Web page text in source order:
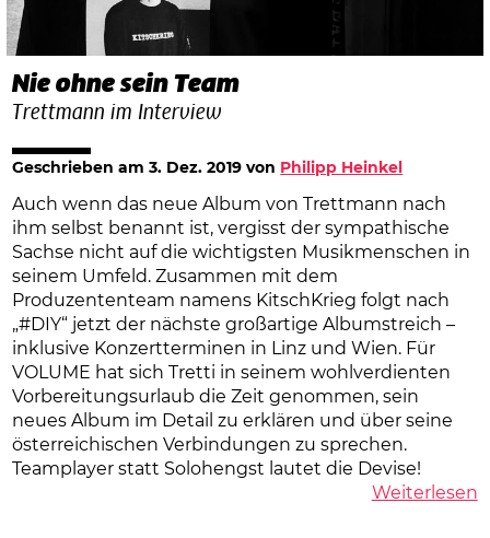
Nie ohne sein Team
Trettmann im Interview
Geschrieben am3. Dez. 2019 von Philipp Heinkel
Auch wenn das neue Album von Trettmann nach
ihm selbst benannt ist, vergisst der sympathische
Sachse nicht auf die wichtigsten Musikmenschen in
seinem Umfeld. Zusammen mit dem
Produzententeam namens KitschKrieg folgt nach
„#DIY“ jetzt der nächste großartige Albumstreich –
inklusive Konzertterminen in Linz und Wien. Für
VOLUME hat sich Tretti in seinem wohlverdienten
Vorbereitungsurlaub die Zeit genommen, sein
neues Album im Detail zu erklären und über seine
österreichischen Verbindungen zu sprechen.
Teamplayer statt Solohengst lautet die Devise!
Weiterlesen